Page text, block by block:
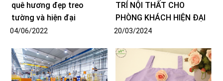
quê hương đẹp treo
tường và hiện đại
04/06/2022
TRÍ NỘI THẤT CHO
PHÒNG KHÁCH HIỆN ĐẠI
20/03/2024